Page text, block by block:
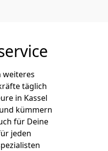
weiteres
täglich
in Kassel
und kümmern
für Deine
jeden